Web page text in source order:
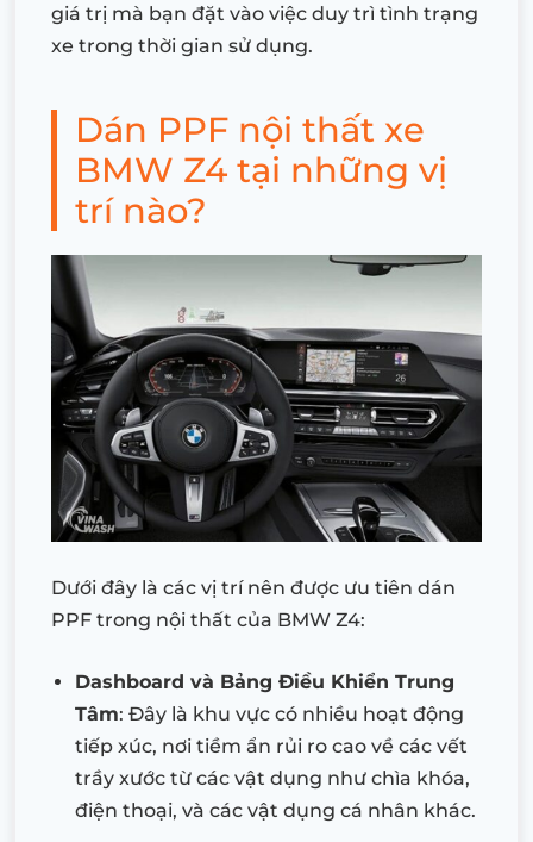
giá trị mà bạn đặt vào việc duy trì tình trạng
xe trong thời gian sử dụng.
Dán PPF nội thất xe
BMW Z4 tại những vị
trí nào?
Dưới đây là các vị trí nên được ưu tiên dán
PPF trong nội thất của BMW Z4:
Dashboard và Bảng Điều Khiển Trung
Tâm: Đây là khu vực có nhiều hoạt động
tiếp xúc, nơi tiềm ẩn rủi ro cao về các vết
trầy xước từ các vật dụng như chìa khóa,
điện thoại, và các vật dụng cá nhân khác.